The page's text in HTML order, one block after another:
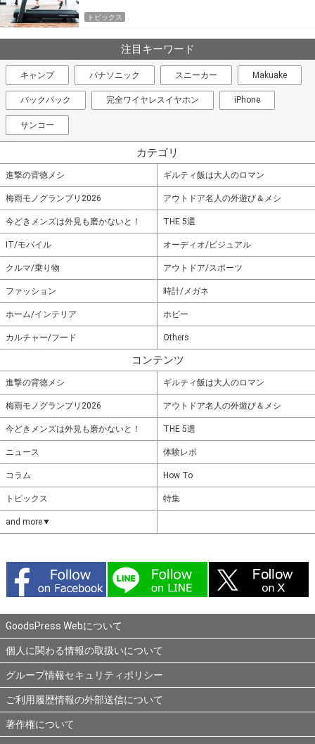
トピックス
注目キーワード
キャンプ パナソニック スニーカー Makuake
バックパック 完全ワイヤレスイヤホン iPhone
サンコー
カテゴリ
進撃の背徳メシ ギルティ飯は大人のロマン
梅雨モノグランプリ2026 アウトドア名人の外遊び＆メシ
今どきメンズは外見も磨かないと！ THE 5選
IT/モバイル オーディオ/ビジュアル
クルマ/乗り物 アウトドア/スポーツ
ファッション 時計/メガネ
ホーム/インテリア ホビー
カルチャー/フード Others
コンテンツ
進撃の背徳メシ ギルティ飯は大人のロマン
梅雨モノグランプリ2026 アウトドア名人の外遊び＆メシ
今どきメンズは外見も磨かないと！ THE 5選
ニュース 体験レポ
コラム How To
トピックス 特集
and more▼
GoodsPress Webについて
個人に関わる情報の取扱いについて
グループ情報セキュリティポリシー
ご利用履歴情報の外部送信について
著作権について